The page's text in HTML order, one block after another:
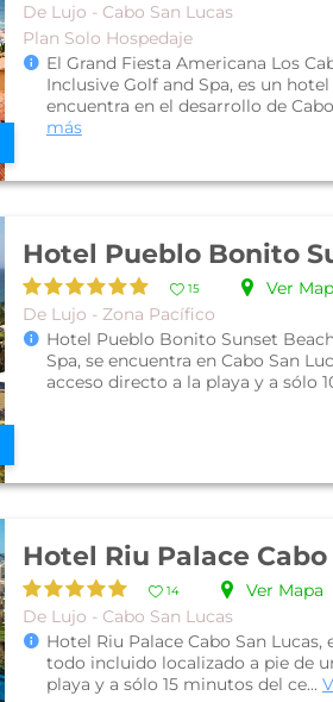
De Lujo - Cabo San Lucas
Plan Solo Hospedaje
El Grand Fiesta Americana Los
Inclusive Golf and Spa, es un hotel
encuentra en el desarrollo de
más
15
Ver
De Lujo - Zona Pacífico
Hotel Pueblo Bonito Sunset
Spa, se encuentra en Cabo San
acceso directo a la playa y a sólo
Hotel Riu Palace Cabo
14
Ver Mapa
De Lujo - Cabo San Lucas
Hotel Riu Palace Cabo San Lucas,
todo incluido localizado a pie de
playa y a sólo 15 minutos del ce...